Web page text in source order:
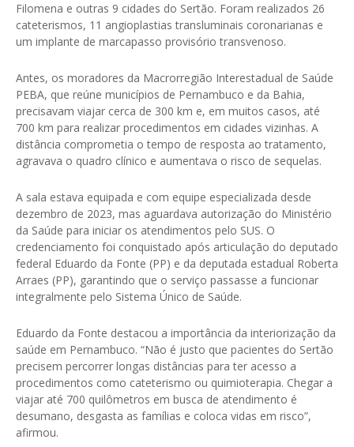
Filomena e outras 9 cidades do Sertão. Foram realizados 26
cateterismos, 11 angioplastias transluminais coronarianas e
um implante de marcapasso provisório transvenoso.
Antes, os moradores da Macrorregião Interestadual de Saúde
PEBA, que reúne municípios de Pernambuco e da Bahia,
precisavam viajar cerca de 300 km e, em muitos casos, até
700 km para realizar procedimentos em cidades vizinhas. A
distância comprometia o tempo de resposta ao tratamento,
agravava o quadro clínico e aumentava o risco de sequelas.
A sala estava equipada e com equipe especializada desde
dezembro de 2023, mas aguardava autorização do Ministério
da Saúde para iniciar os atendimentos pelo SUS. O
credenciamento foi conquistado após articulação do deputado
federal Eduardo da Fonte (PP) e da deputada estadual Roberta
Arraes (PP), garantindo que o serviço passasse a funcionar
integralmente pelo Sistema Único de Saúde.
Eduardo da Fonte destacou a importância da interiorização da
saúde em Pernambuco. “Não é justo que pacientes do Sertão
precisem percorrer longas distâncias para ter acesso a
procedimentos como cateterismo ou quimioterapia. Chegar a
viajar até 700 quilômetros em busca de atendimento é
desumano, desgasta as famílias e coloca vidas em risco”,
afirmou.